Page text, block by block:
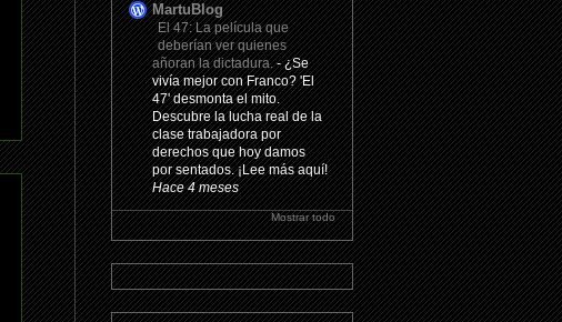
MartuBlog
El 47: La película que
deberían ver quienes
añoran la dictadura.-¿Se
vivía mejor con Franco? 'El
47' desmonta el mito.
Descubre la lucha real de la
clase trabajadora por
derechos que hoy damos
por sentados. ¡Lee más aquí!
Hace 4 meses
Mostrar todo